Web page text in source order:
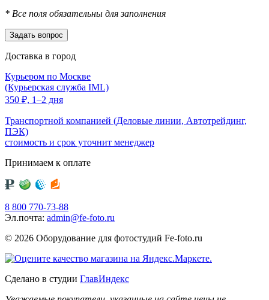
* Все поля обязательны для заполнения
Доставка в город
Курьером по Москве
(Курьерская служба IML)
350 ₽, 1–2 дня
Транспортной компанией (Деловые линии, Автотрейдинг,
ПЭК)
стоимость и срок уточнит менеджер
Принимаем к оплате
8 800 770-73-88
Эл.почта: admin@fe-foto.ru
© 2026 Оборудование для фотостудий Fe-foto.ru
Сделано в студии ГлавИндекс